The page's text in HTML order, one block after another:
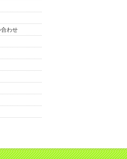
わせ